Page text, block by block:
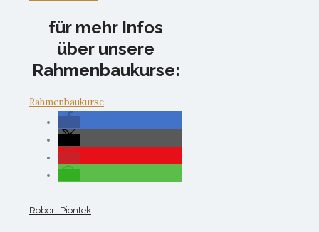
für mehr Infos
über unsere
Rahmenbaukurse:
Rahmenbaukurse
Robert Piontek